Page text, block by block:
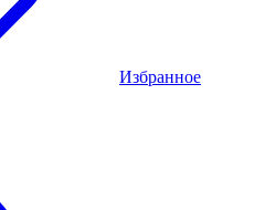
Избранное